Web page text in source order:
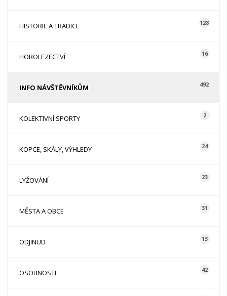
HISTORIE A TRADICE 128
HOROLEZECTVÍ 16
INFO NÁVŠTĚVNÍKŮM 492
KOLEKTIVNÍ SPORTY 2
KOPCE, SKÁLY, VÝHLEDY 24
LYŽOVÁNÍ 23
MĚSTA A OBCE 31
ODJINUD 13
OSOBNOSTI 42